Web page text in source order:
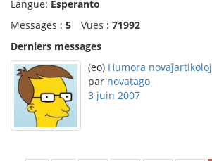
Langue: Esperanto
Messages : 5 Vues : 71992
Derniers messages
(eo) Humora novaĵartikoloj
par novatago
3 juin 2007